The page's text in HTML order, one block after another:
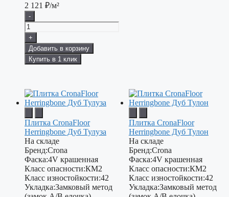
2 121 ₽/м²
-
+
Добавить в корзину
Купить в 1 клик
Плитка CronaFloor
Herringbone Дуб Тулуза
На складе
Бренд:Crona
Фаска:4V крашенная
Класс опасности:КМ2
Класс изностойкости:42
Укладка:Замковый метод
Плитка CronaFloor
Herringbone Дуб Тулон
На складе
Бренд:Crona
Фаска:4V крашенная
Класс опасности:КМ2
Класс изностойкости:42
Укладка:Замковый метод